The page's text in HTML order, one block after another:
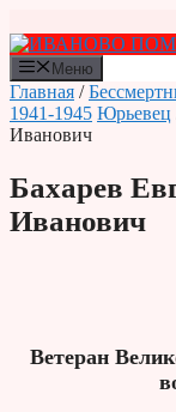
к
содержимому
Меню
Главная /
1941-1945 Юрьевец
Иванович
Бахарев
Иванович
Ветеран